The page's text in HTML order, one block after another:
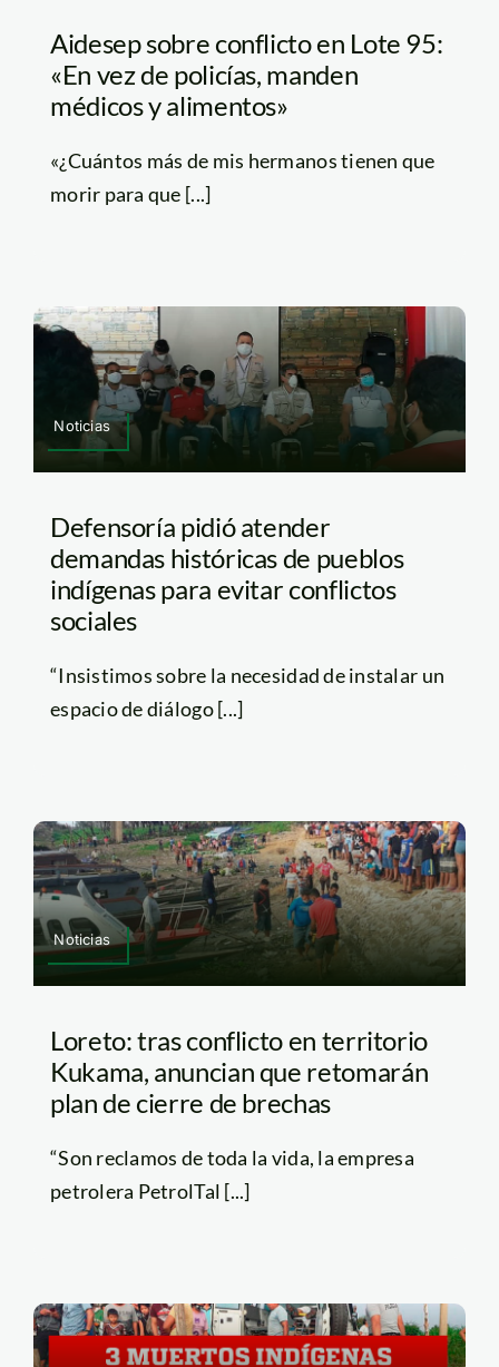
Aidesep sobre conflicto en Lote 95:
«En vez de policías, manden
médicos y alimentos»
«¿Cuántos más de mis hermanos tienen que
morir para que [...]
Noticias
Defensoría pidió atender
demandas históricas de pueblos
indígenas para evitar conflictos
sociales
“Insistimos sobre la necesidad de instalar un
espacio de diálogo [...]
Noticias
Loreto: tras conflicto en territorio
Kukama, anuncian que retomarán
plan de cierre de brechas
“Son reclamos de toda la vida, la empresa
petrolera PetrolTal [...]